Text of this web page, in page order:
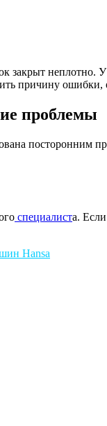
неплотно.
причину ошибки,
проблемы
посторонним
специалиста.
Hansa